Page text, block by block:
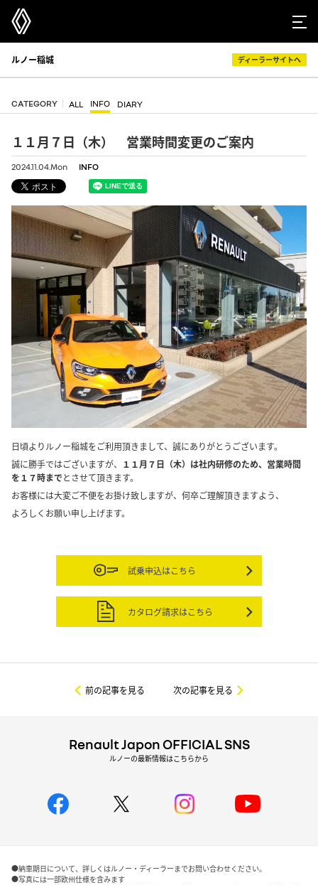
ルノー稲城 ディーラーサイトへ
CATEGORY ALL INFO DIARY
１１月７日（木） 営業時間変更のご案内
2024.11.04.Mon INFO
日頃よりルノー稲城をご利用頂きまして、誠にありがとうございます。
誠に勝手ではございますが、
１１月７日（木）は社内研修のため、営業時間
を１７時までとさせて頂きます。
お客様には大変ご不便をお掛け致しますが、何卒ご理解頂きますよう、
よろしくお願い申し上げます。
試乗申込はこちら
カタログ請求はこちら
前の記事を見る 次の記事を見る
Renault Japon OFFICIAL SNS
ルノーの最新情報はこちらから
●納車期日について、詳しくはルノー・ディーラーまでお問い合わせください。
●写真には一部欧州仕様を含みます